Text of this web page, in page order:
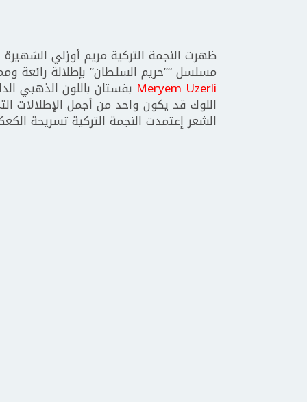
ظهرت النجمة التركية مريم أوزلي
مسلسل “”حريم السلطان” بإطلالة رائعة
Meryem Uzerli بفستان باللون الذهبي
اللوك قد يكون واحد من أجمل الإطلالات
الشعر إعتمدت النجمة التركية تسريحة